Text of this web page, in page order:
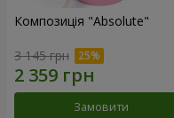
Композиція "Absolute"
3 145 грн
Замовити